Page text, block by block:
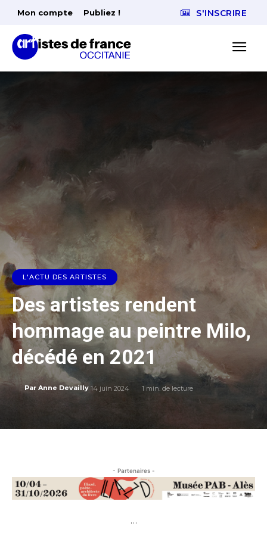
Mon compte Publiez ! S'INSCRIRE
L'ACTU DES ARTISTES
Des artistes rendent
hommage au peintre Milo,
décédé en 2021
Par Anne Devailly 14 juin 2024 1 min. de lecture
- Partenaires -
…